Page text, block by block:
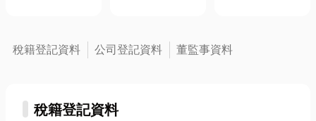
是為了美觀，
更是為了延長
的房子每天都
是皮膚癢到受
不了的狀況？
房屋價值。 驗
收時務必仔細
稅籍登記資料 公司登記資料 董監事資料
稅籍登記資料